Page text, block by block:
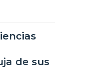
de sus